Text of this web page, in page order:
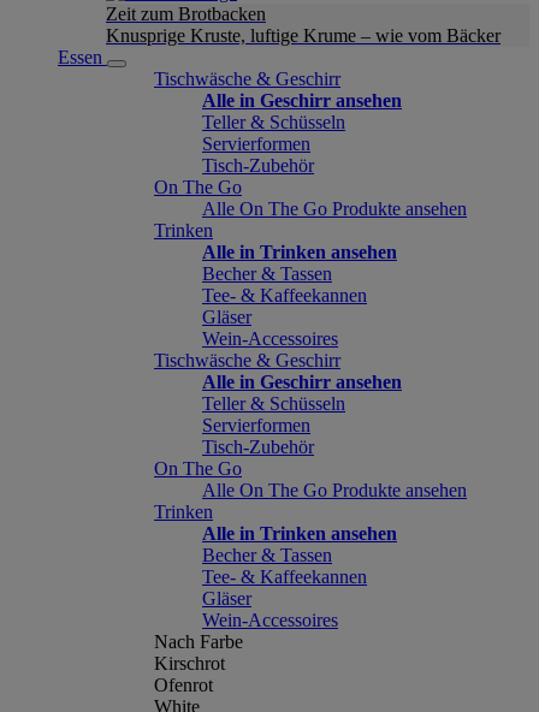
Zeit zum Brotbacken
Knusprige Kruste, luftige Krume – wie vom Bäcker
Essen
Tischwäsche & Geschirr
Alle in Geschirr ansehen
Teller & Schüsseln
Servierformen
Tisch-Zubehör
On The Go
Alle On The Go Produkte ansehen
Trinken
Alle in Trinken ansehen
Becher & Tassen
Tee- & Kaffeekannen
Gläser
Wein-Accessoires
Tischwäsche & Geschirr
Alle in Geschirr ansehen
Teller & Schüsseln
Servierformen
Tisch-Zubehör
On The Go
Alle On The Go Produkte ansehen
Trinken
Alle in Trinken ansehen
Becher & Tassen
Tee- & Kaffeekannen
Gläser
Wein-Accessoires
Nach Farbe
Kirschrot
Ofenrot
White